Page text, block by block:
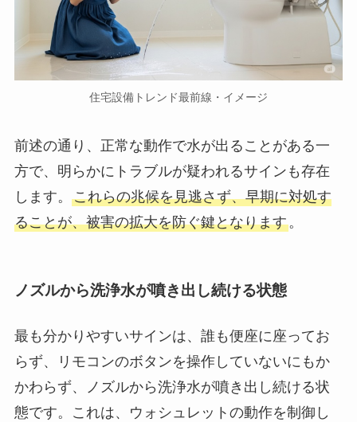
住宅設備トレンド最前線・イメージ
前述の通り、正常な動作で水が出ることがある一
方で、明らかにトラブルが疑われるサインも存在
します。 これらの兆候を見逃さず、早期に対処す
ることが、被害の拡大を防ぐ鍵となります。
ノズルから洗浄水が噴き出し続ける状態
最も分かりやすいサインは、誰も便座に座ってお
らず、リモコンのボタンを操作していないにもか
かわらず、ノズルから洗浄水が噴き出し続ける状
態です。これは、ウォシュレットの動作を制御し